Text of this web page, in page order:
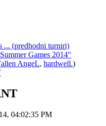
... (predhodni turniri)
Games 2014"
AngeL, hardwell.)
04:02:35 PM